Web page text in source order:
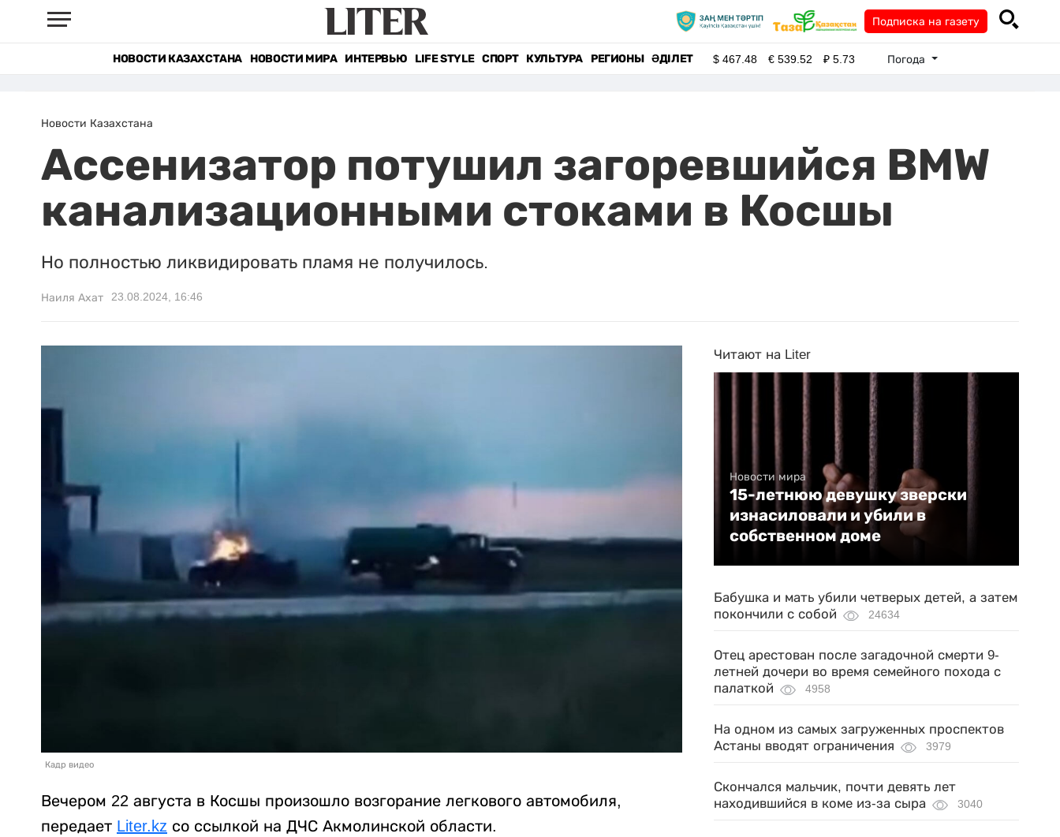
Подписка на газету
НОВОСТИ КАЗАХСТАНА НОВОСТИ МИРА ИНТЕРВЬЮ LIFE STYLE СПОРТ КУЛЬТУРА РЕГИОНЫ ӘДІЛЕТ $467.48 €539.52 ₽5.73 Погода
Новости Казахстана
Ассенизатор потушил загоревшийся BMW
канализационными стоками в Косшы
Но полностью ликвидировать пламя не получилось.
Наиля Ахат 23.08.2024, 16:46
Кадр видео
Вечером 22 августа в Косшы произошло возгорание легкового автомобиля,
передает Liter.kz со ссылкой на ДЧС Акмолинской области.
Читают на Liter
Новости мира
15-летнюю девушку зверски
изнасиловали и убили в
собственном доме
Бабушка и мать убили четверых детей, а затем
покончили с собой
24634
Отец арестован после загадочной смерти 9-
летней дочери во время семейного похода с
палаткой
4958
На одном из самых загруженных проспектов
Астаны вводят ограничения
3979
Скончался мальчик, почти девять лет
находившийся в коме из-за сыра
3040